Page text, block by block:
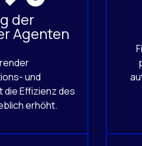
der
Agenten
und
Effizienz des
erhöht.